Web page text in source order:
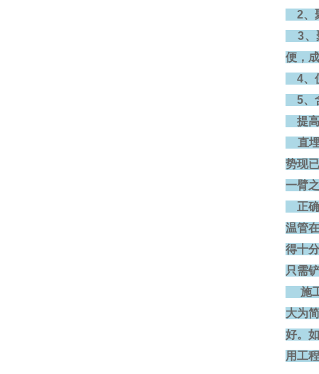
2、
3、
便，
4、
5、
提高
直埋
势现
一臂
正确
温管
得十
只需
施工
大为
好。
用工